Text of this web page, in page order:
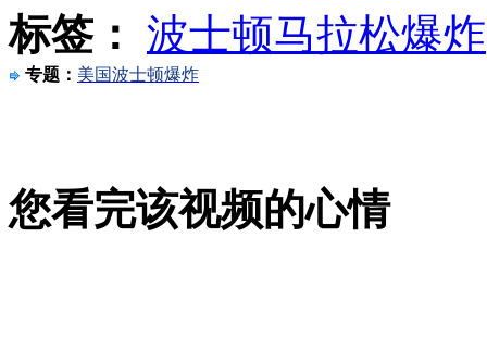
BBC被曝利用学生赴朝秘密拍摄
山西运城恶犬咬伤多人 警民合力深夜将其击毙
标签： 波士顿马拉松爆炸
专题： 美国波士顿爆炸
您看完该视频的心情